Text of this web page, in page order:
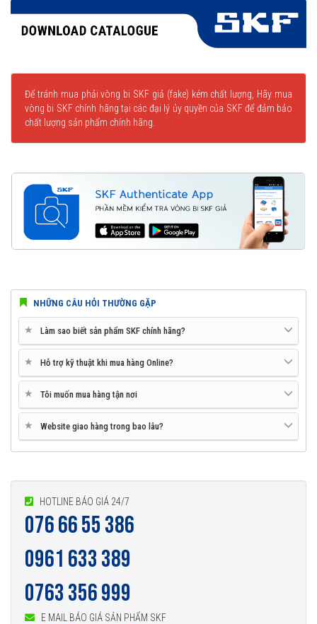
Để tránh mua phải vòng bi SKF giả (fake) kém chất lượng, Hãy mua
vòng bi SKF chính hãng tại các đại lý ủy quyền của SKF để đảm bảo
chất lượng sản phẩm chính hãng.
NHỮNG CÂU HỎI THƯỜNG GẶP
★ Làm sao biết sản phẩm SKF chính hãng?
★ Hỗ trợ kỹ thuật khi mua hàng Online?
★ Tôi muốn mua hàng tận nơi
★ Website giao hàng trong bao lâu?
HOTLINE BÁO GIÁ 24/7
076 66 55 386
0961 633 389
0763 356 999
E MAIL BÁO GIÁ SẢN PHẨM SKF